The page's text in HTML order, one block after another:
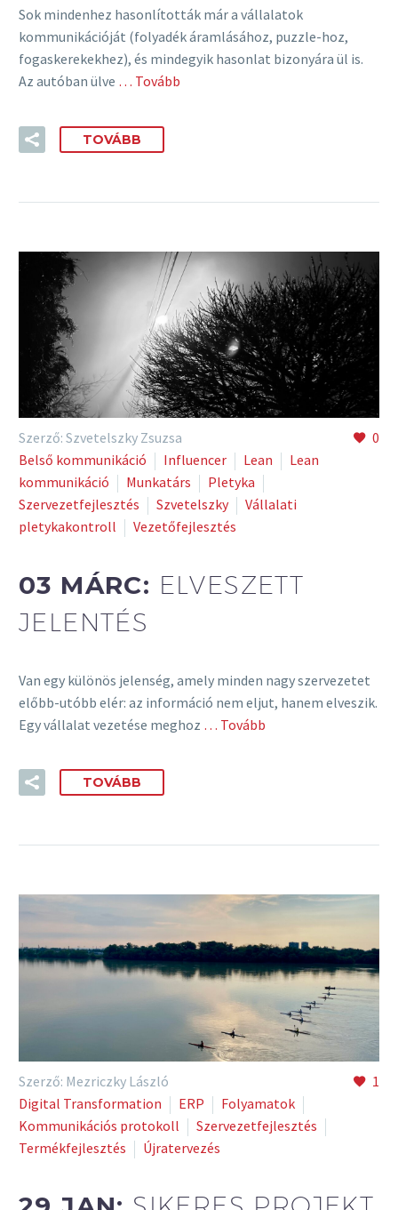
Sok mindenhez hasonlították már a vállalatok
kommunikációját (folyadék áramlásához, puzzle-hoz,
fogaskerekekhez), és mindegyik hasonlat bizonyára ül is.
Az autóban ülve … Tovább
TOVÁBB
0
Szerző: Szvetelszky Zsuzsa
Belső kommunikáció
Influencer Lean
Lean
kommunikáció
Munkatárs
Pletyka
Szervezetfejlesztés
Szvetelszky
Vállalati
pletykakontroll
Vezetőfejlesztés
03 MÁRC: ELVESZETT
JELENTÉS
Van egy különös jelenség, amely minden nagy szervezetet
előbb-utóbb elér: az információ nem eljut, hanem elveszik.
Egy vállalat vezetése meghoz … Tovább
TOVÁBB
1
Szerző: Mezriczky László
Digital Transformation
ERP
Folyamatok
Kommunikációs protokoll
Szervezetfejlesztés
Termékfejlesztés
Újratervezés